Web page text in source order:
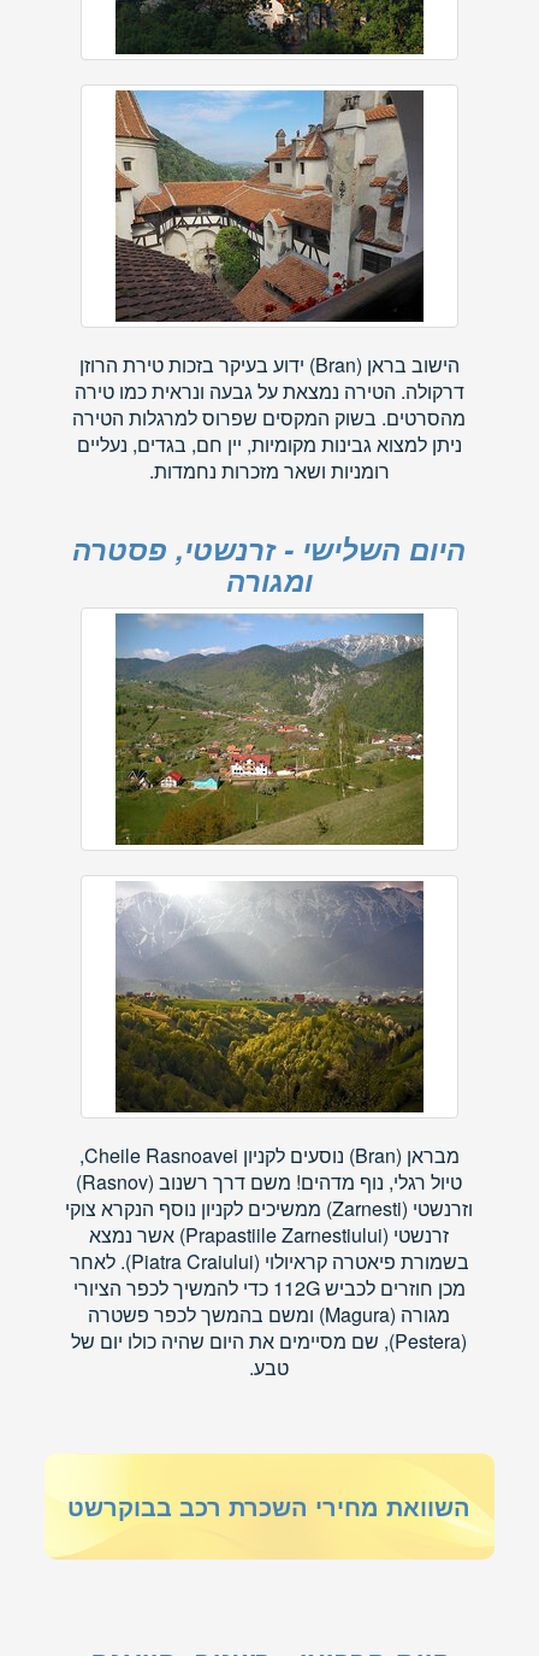
הישוב בראן (Bran) ידוע בעיקר בזכות טירת הרוזן
דרקולה. הטירה נמצאת על גבעה ונראית כמו טירה
מהסרטים. בשוק המקסים שפרוס למרגלות הטירה
ניתן למצוא גבינות מקומיות, יין חם, בגדים, נעליים
רומניות ושאר מזכרות נחמדות.
היום השלישי - זרנשטי, פסטרה
ומגורה
מבראן (Bran) נוסעים לקניון Cheile Rasnoavei,
טיול רגלי, נוף מדהים! משם דרך רשנוב (Rasnov)
וזרנשטי (Zarnesti) ממשיכים לקניון נוסף הנקרא צוקי
זרנשטי (Prapastiile Zarnestiului) אשר נמצא
בשמורת פיאטרה קראיולוי (Piatra Craiului). לאחר
מכן חוזרים לכביש 112G כדי להמשיך לכפר הציורי
מגורה (Magura) ומשם בהמשך לכפר פשטרה
(Pestera), שם מסיימים את היום שהיה כולו יום של
טבע.
השוואת מחירי השכרת רכב בבוקרשט